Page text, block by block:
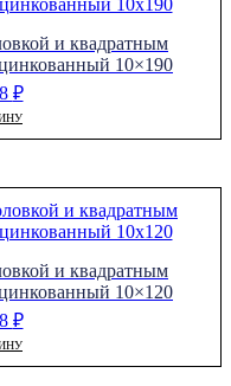
и квадратным
10×190
₽
и квадратным
10×120
₽